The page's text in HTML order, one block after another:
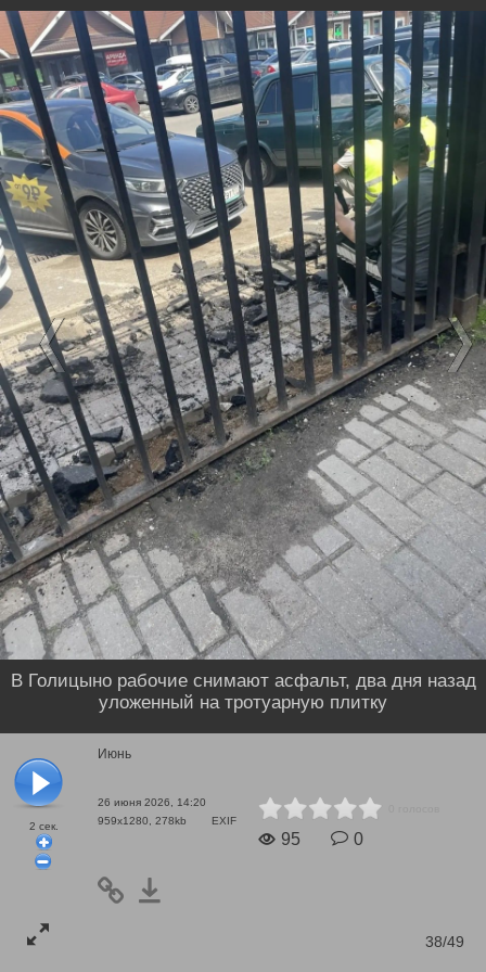
2 сек.
Июнь
26 июня 2026, 14:20
959x1280, 278kb
EXIF
95 0
38/49
В Голицыно рабочие снимают асфальт, два дня назад
уложенный на тротуарную плитку